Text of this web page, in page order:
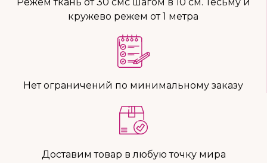
Режем ткань от 30 смс шагом в 10 см. Тесьму и
кружево режем от 1 метра
Нет ограничений по минимальному заказу
Доставим товар в любую точку мира